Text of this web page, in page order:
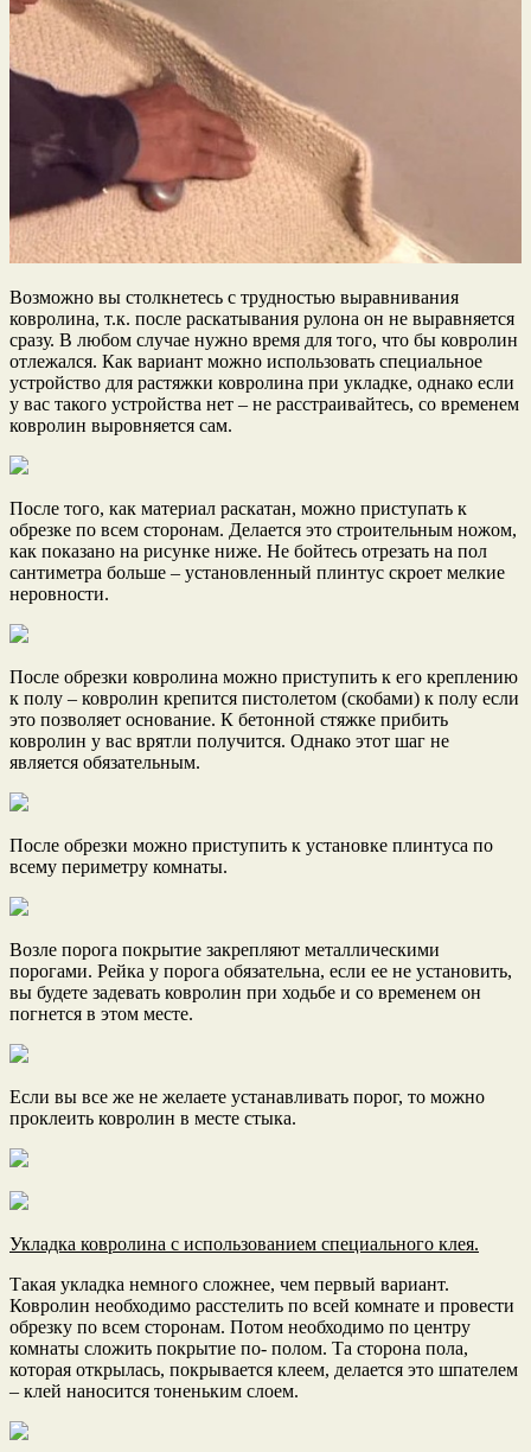
Возможно вы столкнетесь с трудностью выравнивания
ковролина, т.к. после раскатывания рулона он не выравняется
сразу. В любом случае нужно время для того, что бы ковролин
отлежался. Как вариант можно использовать специальное
устройство для растяжки ковролина при укладке, однако если
у вас такого устройства нет – не расстраивайтесь, со временем
ковролин выровняется сам.
После того, как материал раскатан, можно приступать к
обрезке по всем сторонам. Делается это строительным ножом,
как показано на рисунке ниже. Не бойтесь отрезать на пол
сантиметра больше – установленный плинтус скроет мелкие
неровности.
После обрезки ковролина можно приступить к его креплению
к полу – ковролин крепится пистолетом (скобами) к полу если
это позволяет основание. К бетонной стяжке прибить
ковролин у вас врятли получится. Однако этот шаг не
является обязательным.
После обрезки можно приступить к установке плинтуса по
всему периметру комнаты.
Возле порога покрытие закрепляют металлическими
порогами. Рейка у порога обязательна, если ее не установить,
вы будете задевать ковролин при ходьбе и со временем он
погнется в этом месте.
Если вы все же не желаете устанавливать порог, то можно
проклеить ковролин в месте стыка.
Укладка ковролина с использованием специального клея.
Такая укладка немного сложнее, чем первый вариант.
Ковролин необходимо расстелить по всей комнате и провести
обрезку по всем сторонам. Потом необходимо по центру
комнаты сложить покрытие по- полом. Та сторона пола,
которая открылась, покрывается клеем, делается это шпателем
– клей наносится тоненьким слоем.